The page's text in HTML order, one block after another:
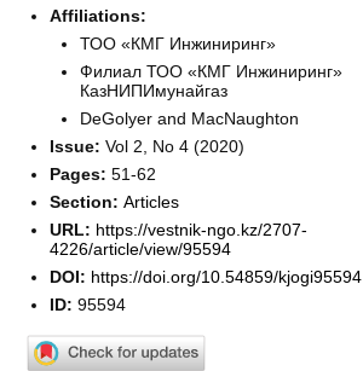
Affiliations:
ТОО «КМГ Инжиниринг»
Филиал ТОО «КМГ Инжиниринг»
КазНИПИмунайгаз
DeGolyer and MacNaughton
Issue:Vol 2, No 4 (2020)
Pages:51-62
Section:Articles
URL: https://vestnik-ngo.kz/2707-
4226/article/view/95594
DOI: https://doi.org/10.54859/kjogi95594
ID: 95594